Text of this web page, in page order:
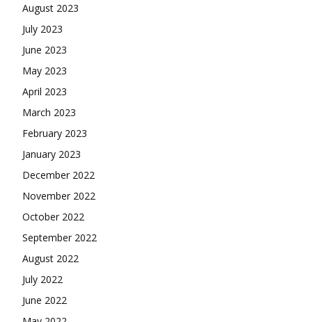
August 2023
July 2023
June 2023
May 2023
April 2023
March 2023
February 2023
January 2023
December 2022
November 2022
October 2022
September 2022
August 2022
July 2022
June 2022